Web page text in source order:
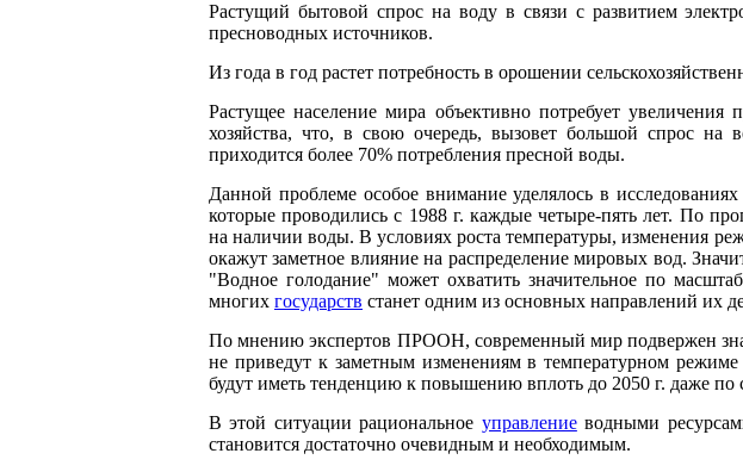
Растущий бытовой спрос на воду в связи с развитием
пресноводных источников.
Из года в год растет потребность в орошении
Растущее население мира объективно потребует
хозяйства, что, в свою очередь, вызовет большой спрос на
приходится более 70% потребления пресной воды.
Данной проблеме особое внимание уделялось в
которые проводились с 1988 г. каждые четыре-пять лет. По
на наличии воды. В условиях роста температуры, изменения
окажут заметное влияние на распределение мировых вод.
"Водное голодание" может охватить значительное по
многих государств станет одним из основных направлений их
По мнению экспертов ПРООН, современный мир подвержен
не приведут к заметным изменениям в температурном
будут иметь тенденцию к повышению вплоть до 2050 г. даже
В этой ситуации рациональное управлениеводными
становится достаточно очевидным и необходимым.